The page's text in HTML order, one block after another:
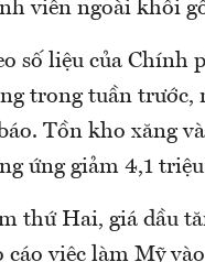
viên ngoài khối
số liệu của Chính
trong tuần trước,
Tồn kho xăng
ứng giảm 4,1
thứ Hai, giá dầu
cáo việc làm Mỹ